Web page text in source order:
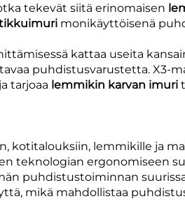
tekevät siitä erinomaisen
monikäyttöisenä
kattaa useita
puhdistusvarustetta. X3-
tarjoaa lemmikin karvan imuri
kotitalouksiin, lemmikille ja
teknologian ergonomiseen
puhdistustoiminnan
mikä mahdollistaa